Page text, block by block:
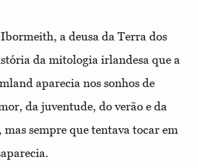
a deusa da Terra dos
da mitologia irlandesa que a
aparecia nos sonhos de
da juventude, do verão e da
sempre que tentava tocar em